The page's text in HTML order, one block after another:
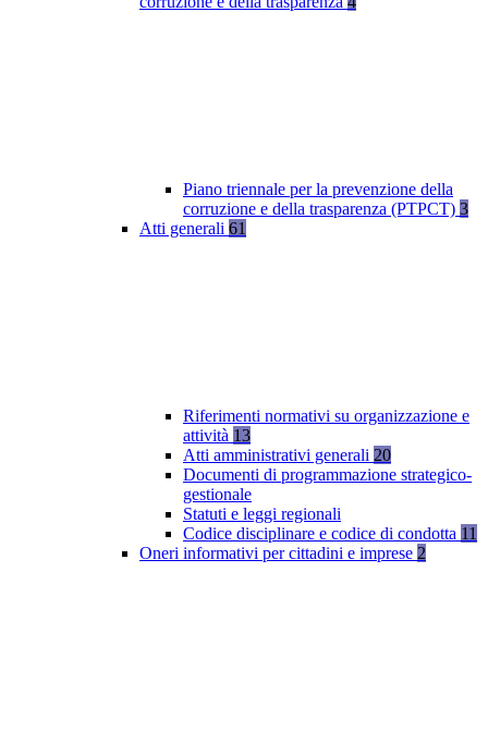
Piano triennale per la prevenzione della
corruzione e della trasparenza (PTPCT) 3
Atti generali 61
Riferimenti normativi su organizzazione e
attività 13
Atti amministrativi generali 20
Documenti di programmazione strategico-
gestionale
Statuti e leggi regionali
Codice disciplinare e codice di condotta 11
Oneri informativi per cittadini e imprese 2